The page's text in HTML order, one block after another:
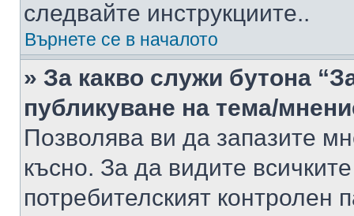
следвайте инструкциите..
Върнете се в началото
» За какво служи бутона
публикуване на тема/
Позволява ви да запазите
късно. За да видите
потребителският контролен